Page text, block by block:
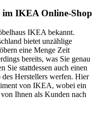
im IKEA Online-Shop
IKEA bekannt.
bietet unzählige
eine Menge Zeit
bereits, was Sie genau
Sie stattdessen auch einen
Herstellers werfen. Hier
von IKEA, wobei ein
Ihnen als Kunden nach